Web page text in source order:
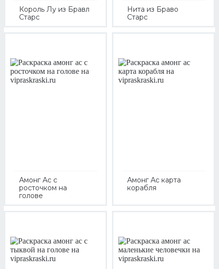
Король Лу из Бравл
Старс
Нита из Браво
Старс
Амонг Ас с
росточком на
голове
Амонг Ас карта
корабля